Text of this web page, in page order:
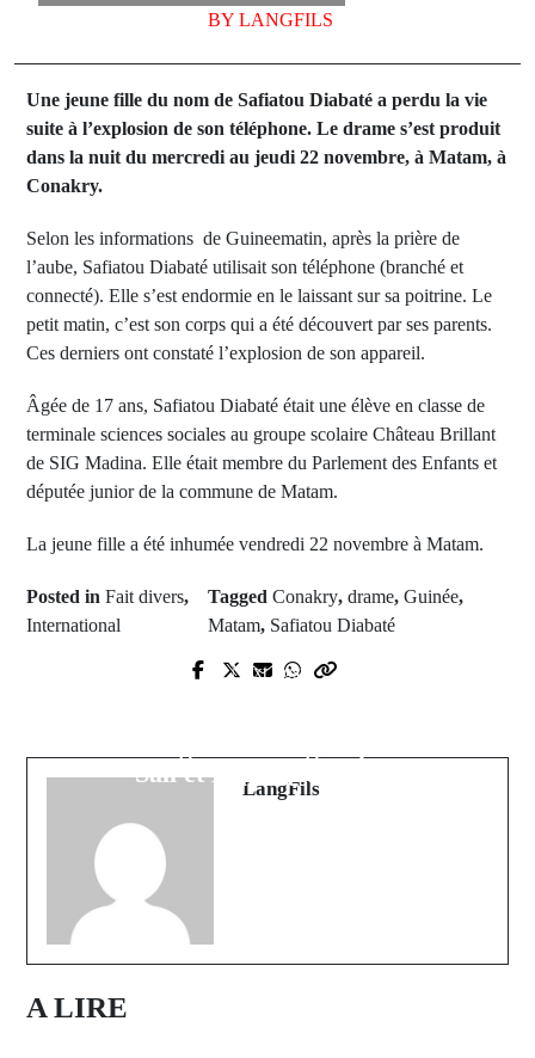
BY LANGFILS
Une jeune fille du nom de Safiatou Diabaté a perdu la vie
suite à l’explosion de son téléphone. Le drame s’est produit
dans la nuit du mercredi au jeudi 22 novembre, à Matam, à
Conakry.
Selon les informations de Guineematin, après la prière de
l’aube, Safiatou Diabaté utilisait son téléphone (branché et
connecté). Elle s’est endormie en le laissant sur sa poitrine. Le
petit matin, c’est son corps qui a été découvert par ses parents.
Ces derniers ont constaté l’explosion de son appareil.
Âgée de 17 ans, Safiatou Diabaté était une élève en classe de
terminale sciences sociales au groupe scolaire Château Brillant
de SIG Madina. Elle était membre du Parlement des Enfants et
députée junior de la commune de Matam.
La jeune fille a été inhumée vendredi 22 novembre à Matam.
Posted in Fait divers,
International
Tagged Conakry, drame, Guinée,
Matam, Safiatou Diabaté
Le tirage au sort des phases de
mort
Next Post
Sall et Barthélémy Dias
LangFils
A LIRE